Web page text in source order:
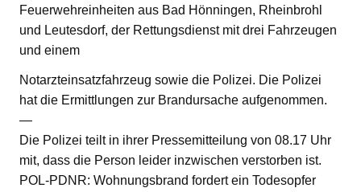
Feuerwehreinheiten aus Bad Hönningen, Rheinbrohl
und Leutesdorf, der Rettungsdienst mit drei Fahrzeugen
und einem
Notarzteinsatzfahrzeug sowie die Polizei. Die Polizei
hat die Ermittlungen zur Brandursache aufgenommen.
—
Die Polizei teilt in ihrer Pressemitteilung von 08.17 Uhr
mit, dass die Person leider inzwischen verstorben ist.
POL-PDNR: Wohnungsbrand fordert ein Todesopfer